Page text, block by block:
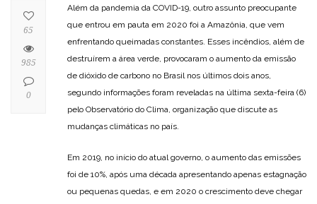
Além da pandemia da COVID-19, outro assunto preocupante
que entrou em pauta em 2020 foi a Amazônia, que vem
enfrentando queimadas constantes. Esses incêndios, além de
destruírem a área verde, provocaram o aumento da emissão
de dióxido de carbono no Brasil nos últimos dois anos,
segundo informações foram reveladas na última sexta-feira (6)
pelo Observatório do Clima, organização que discute as
mudanças climáticas no país.
Em 2019, no início do atual governo, o aumento das emissões
foi de 10%, após uma década apresentando apenas estagnação
ou pequenas quedas, e em 2020 o crescimento deve chegar
65
985
0